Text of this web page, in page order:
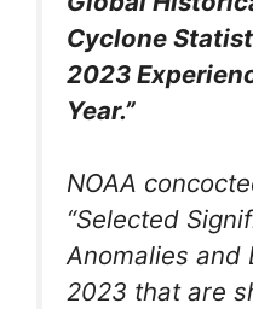
Cyclone
2023
Year.”
NOAA
“Selected
Anomalies and
2023 that are